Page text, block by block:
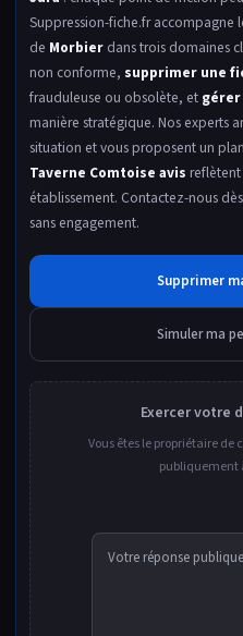
Suppression-fiche.fr accompagne
de Morbier dans trois domaines
non conforme, supprimer une
frauduleuse ou obsolète, et gérer
manière stratégique. Nos experts
situation et vous proposent un
Taverne Comtoise avis
établissement. Contactez-nous
sans engagement.
Supprimer
Simuler ma
Exercer votre
Vous êtes le propriétaire de
publiquement